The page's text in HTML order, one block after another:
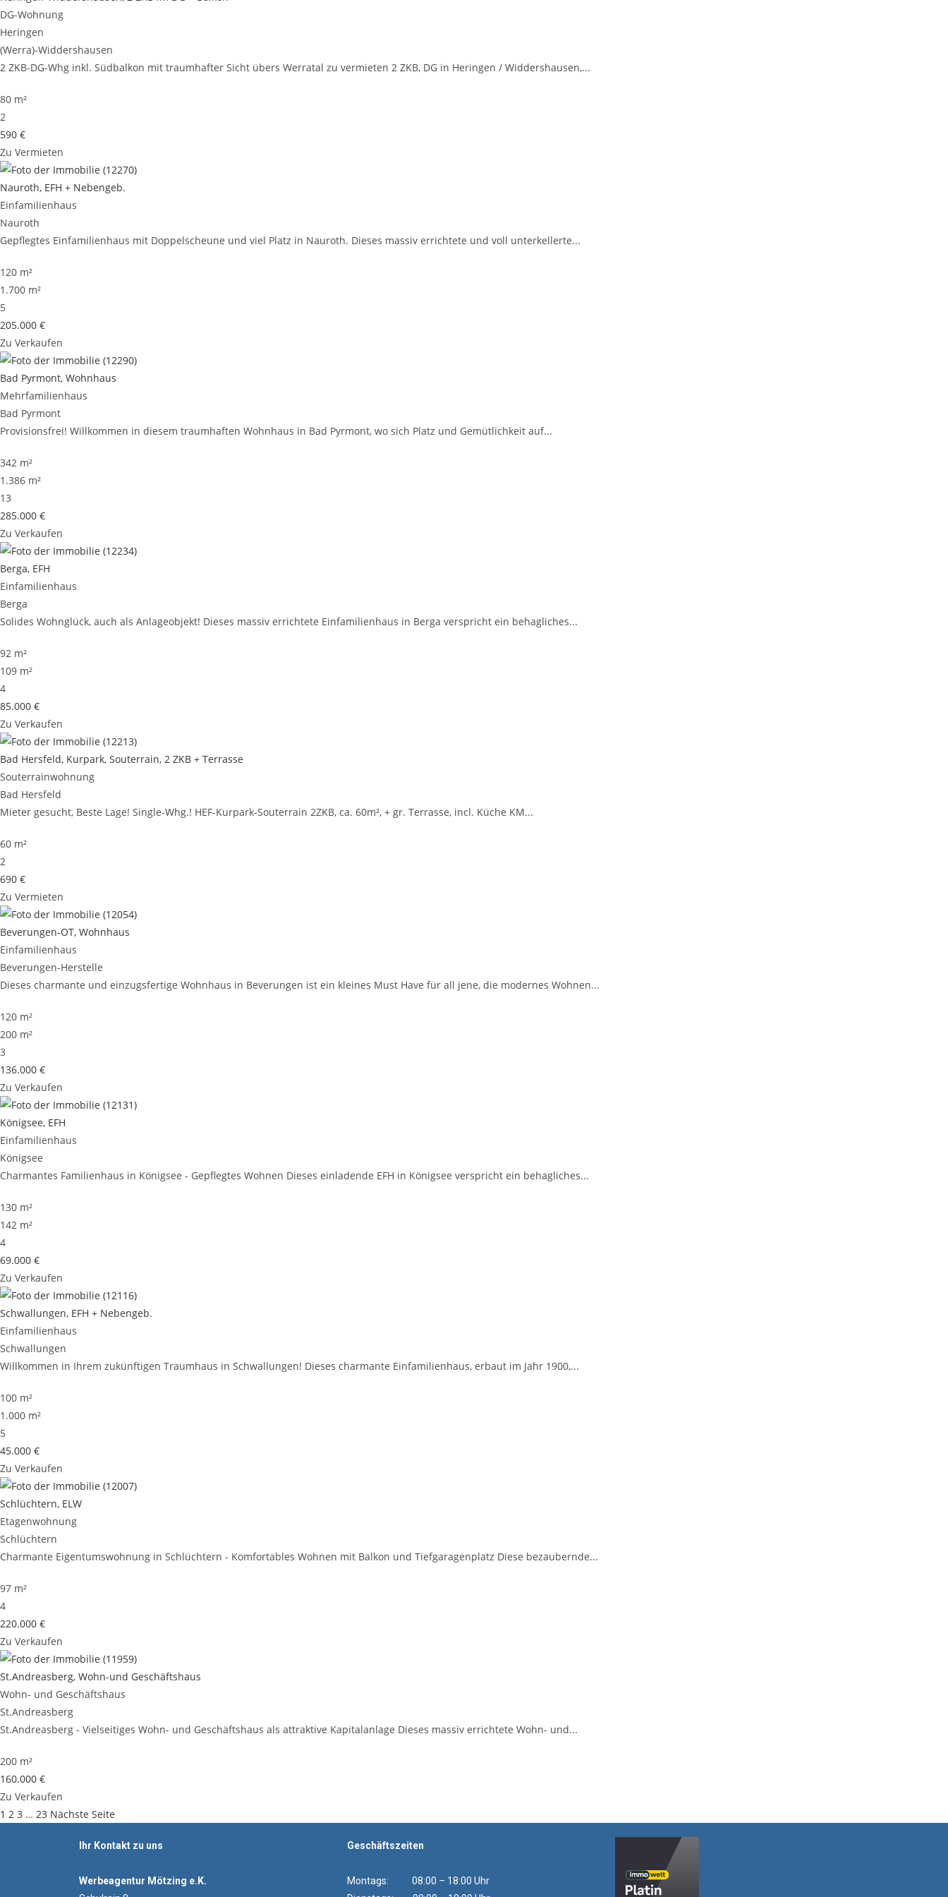
DG-Wohnung
Heringen
(Werra)-Widdershausen
2 ZKB-DG-Whg inkl. Südbalkon mit traumhafter Sicht übers Werratal zu vermieten 2 ZKB, DG in Heringen / Widdershausen,...
80 m²
2
590 €
Zu Vermieten
Nauroth, EFH + Nebengeb.
Einfamilienhaus
Nauroth
Gepflegtes Einfamilienhaus mit Doppelscheune und viel Platz in Nauroth. Dieses massiv errichtete und voll unterkellerte...
120 m²
1.700 m²
5
205.000 €
Zu Verkaufen
Bad Pyrmont, Wohnhaus
Mehrfamilienhaus
Bad Pyrmont
Provisionsfrei! Willkommen in diesem traumhaften Wohnhaus in Bad Pyrmont, wo sich Platz und Gemütlichkeit auf...
342 m²
1.386 m²
13
285.000 €
Zu Verkaufen
Berga, EFH
Einfamilienhaus
Berga
Solides Wohnglück, auch als Anlageobjekt! Dieses massiv errichtete Einfamilienhaus in Berga verspricht ein behagliches...
92 m²
109 m²
4
85.000 €
Zu Verkaufen
Bad Hersfeld, Kurpark, Souterrain, 2 ZKB + Terrasse
Souterrainwohnung
Bad Hersfeld
Mieter gesucht, Beste Lage! Single-Whg.! HEF-Kurpark-Souterrain 2ZKB, ca. 60m², + gr. Terrasse, incl. Küche KM...
60 m²
2
690 €
Zu Vermieten
Beverungen-OT, Wohnhaus
Einfamilienhaus
Beverungen-Herstelle
Dieses charmante und einzugsfertige Wohnhaus in Beverungen ist ein kleines Must Have für all jene, die modernes Wohnen...
120 m²
200 m²
3
136.000 €
Zu Verkaufen
Königsee, EFH
Einfamilienhaus
Königsee
Charmantes Familienhaus in Königsee - Gepflegtes Wohnen Dieses einladende EFH in Königsee verspricht ein behagliches...
130 m²
142 m²
4
69.000 €
Zu Verkaufen
Schwallungen, EFH + Nebengeb.
Einfamilienhaus
Schwallungen
Willkommen in Ihrem zukünftigen Traumhaus in Schwallungen! Dieses charmante Einfamilienhaus, erbaut im Jahr 1900,...
100 m²
1.000 m²
5
45.000 €
Zu Verkaufen
Schlüchtern, ELW
Etagenwohnung
Schlüchtern
Charmante Eigentumswohnung in Schlüchtern - Komfortables Wohnen mit Balkon und Tiefgaragenplatz Diese bezaubernde...
97 m²
4
220.000 €
Zu Verkaufen
St.Andreasberg, Wohn-und Geschäftshaus
Wohn- und Geschäftshaus
St.Andreasberg
St.Andreasberg - Vielseitiges Wohn- und Geschäftshaus als attraktive Kapitalanlage Dieses massiv errichtete Wohn- und...
200 m²
160.000 €
Zu Verkaufen
1 2 3 … 23 Nächste Seite
Ihr Kontakt zu uns
Werbeagentur Mötzing e.K.
Geschäftszeiten
Montags: 08:00 – 18:00 Uhr